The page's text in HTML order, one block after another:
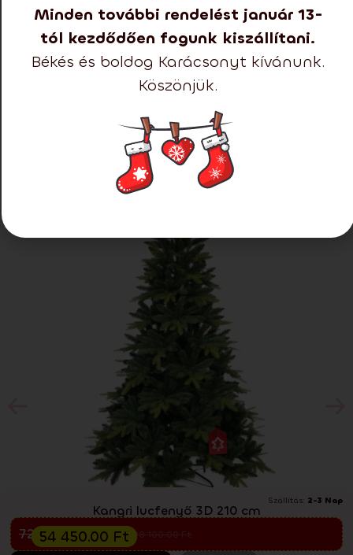
Bemutatjuk a 2025-es
prémium fák új
kollekcióját!
Nem hibázhat egyik termékünkkel sem.
Szállítás: 2-3 Nap
Kangri lucfenyő 3D 210 cm
Előkarácsonyi kiárusítás
98 100.00
72 600.00Ft
54 450.00 Ft
Minden további rendelést január 13-
tól kezdődően fogunk kiszállítani.
Békés és boldog Karácsonyt kívánunk.
Köszönjük.